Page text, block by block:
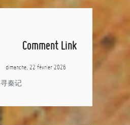
Comment Link
dimanche, 22 février 2026
寻秦记